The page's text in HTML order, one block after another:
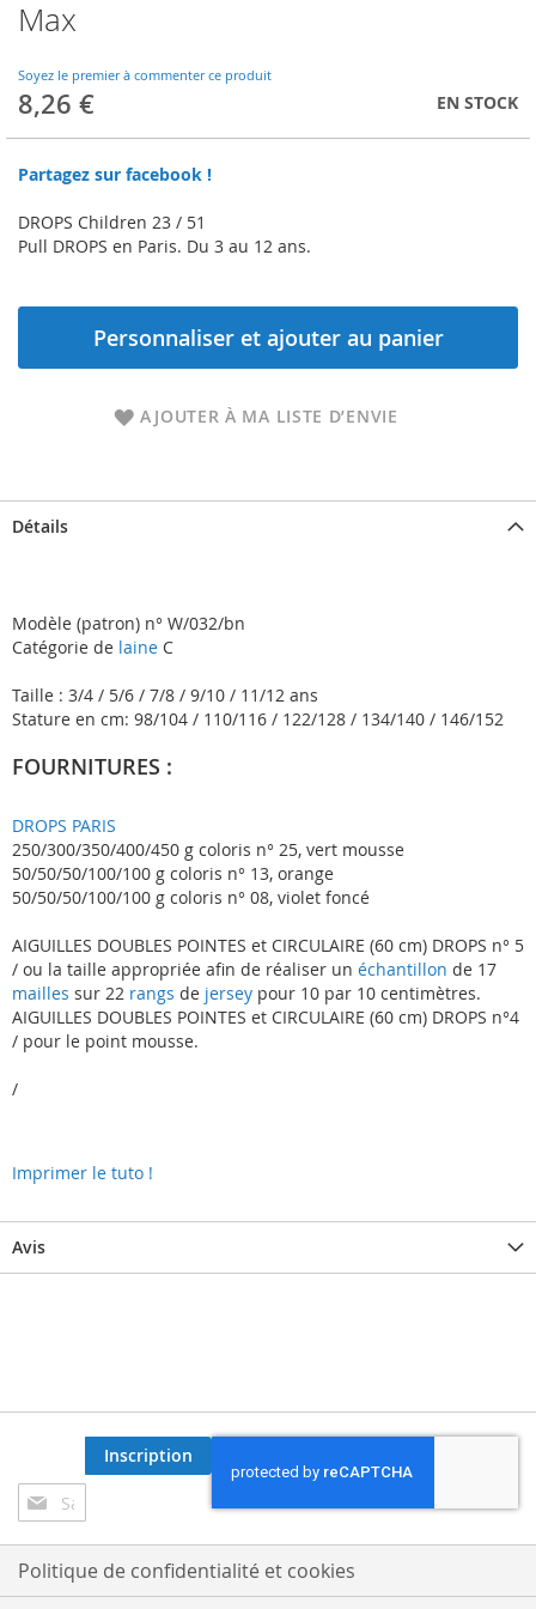
Max
Soyez le premier à commenter ce produit
8,26 € EN STOCK
Partagez sur facebook !
DROPS Children 23 / 51
Pull DROPS en Paris. Du 3 au 12 ans.
Personnaliser et ajouter au panier
AJOUTER À MA LISTE D’ENVIE
Skip
to
beginning
of
the
gallery
Détails
Modèle (patron) n° W/032/bn
Catégorie de laine C
Taille : 3/4 / 5/6 / 7/8 / 9/10 / 11/12 ans
Stature en cm: 98/104 / 110/116 / 122/128 / 134/140 / 146/152
FOURNITURES :
DROPS PARIS
250/300/350/400/450 g coloris n° 25, vert mousse
50/50/50/100/100 g coloris n° 13, orange
50/50/50/100/100 g coloris n° 08, violet foncé
AIGUILLES DOUBLES POINTES et CIRCULAIRE (60 cm) DROPS n° 5
/ ou la taille appropriée afin de réaliser un échantillon de 17
mailles sur 22 rangs de jersey pour 10 par 10 centimètres.
AIGUILLES DOUBLES POINTES et CIRCULAIRE (60 cm) DROPS n°4
/ pour le point mousse.
/
Imprimer le tuto !
Avis
Inscription
à
notre
lettre
d’information
Inscription
Politique de confidentialité et cookies